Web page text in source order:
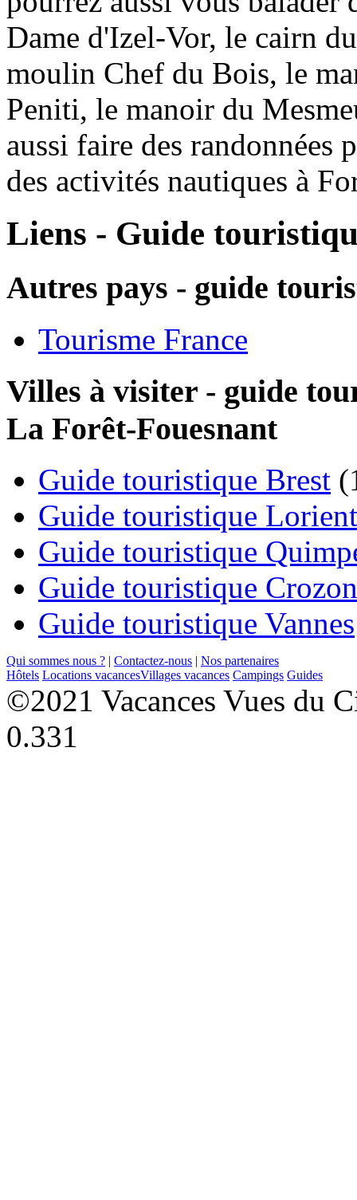
Dame d'Izel-Vor, le cairn
moulin Chef du Bois, le
Peniti, le manoir du
aussi faire des randonnées
des activités nautiques à
Liens - Guide
Autres pays - guide
Tourisme France
Villes à visiter - guide
La Forêt-Fouesnant
Guide touristique Brest
Guide touristique Lorient
Guide touristique
Guide touristique Crozon
Guide touristique Vannes
Qui sommes nous ? Contactez-nous
Nos partenaires
Hôtels Locations vacancesVillages vacances Campings Guides
©2021 Vacances Vues du
0.331